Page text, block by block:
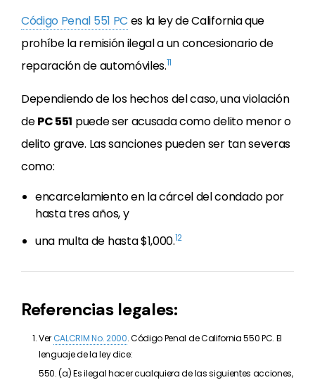
Código Penal 551 PC es la ley de California que
prohíbe la remisión ilegal a un concesionario de
reparación de automóviles.11
Dependiendo de los hechos del caso, una violación
dePC 551 puede ser acusada como delito menor o
delito grave. Las sanciones pueden ser tan severas
como:
encarcelamiento en la cárcel del condado por
hasta tres años, y
una multa de hasta $1,000.12
Referencias legales:
Ver CALCRIM No. 2000. Código Penal de California 550 PC. El
lenguaje de la ley dice:
550. (a) Es ilegal hacer cualquiera de las siguientes acciones,